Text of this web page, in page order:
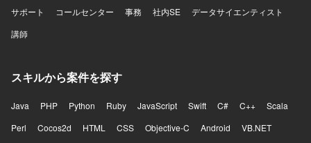
サポート
コールセンター 事務 社内SE
データサイエンティスト
講師
スキルから案件を探す
Java PHP Python Ruby JavaScript Swift C# C++
Scala
Perl
Cocos2d HTML CSS Objective-C Android
VB.NET